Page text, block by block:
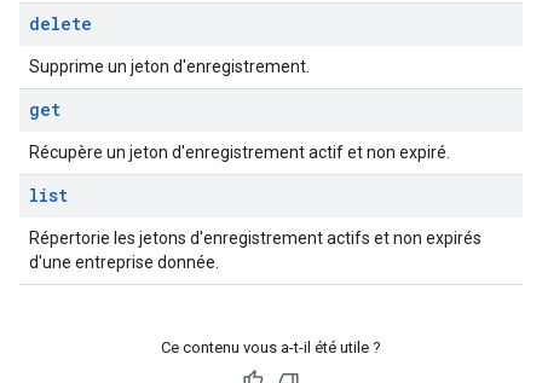
delete
Supprime un jeton d'enregistrement.
get
Récupère un jeton d'enregistrement actif et non expiré.
list
Répertorie les jetons d'enregistrement actifs et non expirés
d'une entreprise donnée.
Ce contenu vous a-t-il été utile ?